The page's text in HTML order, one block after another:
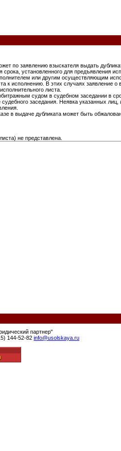
по заявлению взыскателя выдать
установленного для предъявления
или другим осуществляющим
к исполнению. В этих случаях заявление о
листа.
судом в судебном заседании в
заседания. Неявка указанных
в выдаче дубликата может быть
не представлена.
партнер"
144-52-82 info@usolskaya.ru